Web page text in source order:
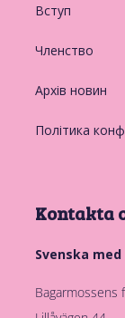
Вступ
Членство
Архів новин
Політика
Kontakta
Svenska med
Bagarmossens